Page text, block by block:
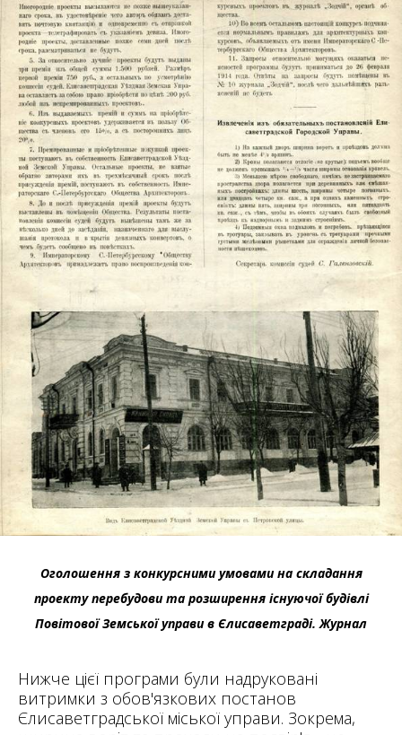
Оголошення з конкурсними умовами на складання
проекту перебудови та розширення існуючої будівлі
Повітової Земської управи в Єлисаветграді. Журнал
Нижче цієї програми були надруковані
витримки з обов'язкових постанов
Єлисаветградської міської управи. Зокрема,